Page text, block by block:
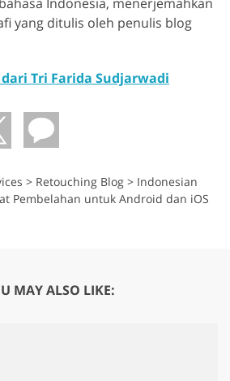
yang ditulis oleh penulis blog
Tri Farida Sudjarwadi
> Retouching Blog > Indonesian
Pembelahan untuk Android dan iOS
MAY ALSO LIKE: